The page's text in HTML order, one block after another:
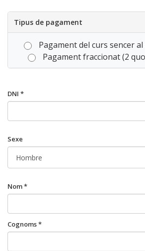
Tipus de pagament
Pagament del curs sencer
Pagament fraccionat (2
DNI *
Sexe
Nom *
Cognoms *